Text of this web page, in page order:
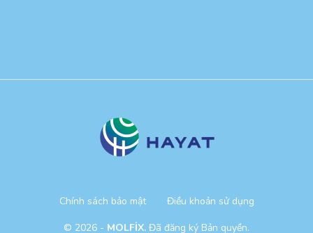
© 2026 - MOLFİX. Đã đăng ký Bản quyền.
Chính sách bảo mật Điều khoản sử dụng